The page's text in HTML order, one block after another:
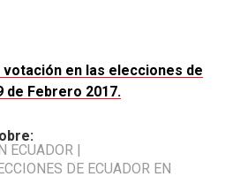
en las elecciones de
de Febrero 2017.
ECUADOR
DE ECUADOR EN